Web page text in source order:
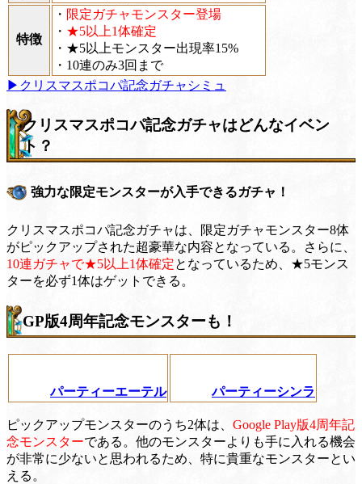
特徴
・ 限定ガチャモンスター登場
・ ★5以上1体確定
・★5以上モンスター出現率15%
・10連のみ3回まで
▶クリスマスポコパ記念ガチャシミュ
クリスマスポコパ記念ガチャはどんなイベン
ト？
強力な限定モンスターが入手できるガチャ！
クリスマスポコパ記念ガチャは、限定ガチャモンスター8体
がピックアップされた超豪華な内容となっている。さらに、
10連ガチャで★5以上1体確定となっているため、★5モンス
ターを必ず1体はゲットできる。
GP版4周年記念モンスターも！
パーティーエーテル パーティーシンラ
ピックアップモンスターのうち2体は、 Google Play版4周年記
念モンスターである。他のモンスターよりも手に入れる機会
が非常に少ないと思われるため、特に貴重なモンスターとい
える。